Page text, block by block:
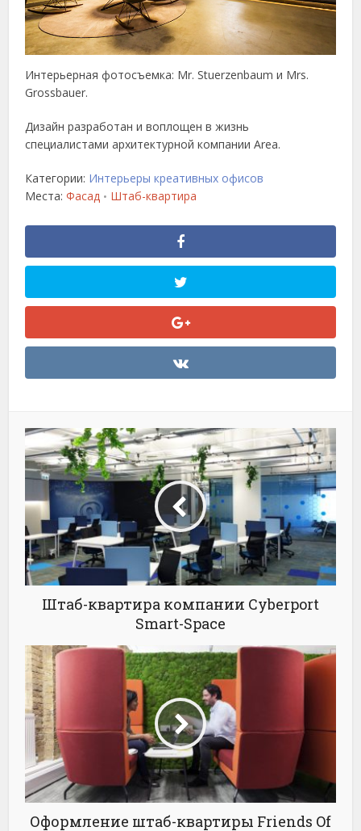
Интерьерная фотосъемка: Mr. Stuerzenbaum и Mrs.
Grossbauer.
Дизайн разработан и воплощен в жизнь
специалистами архитектурной компании Area.
Категории: Интерьеры креативных офисов
Места:Фасад • Штаб-квартира
Штаб-квартира компании Cyberport
Smart-Space
Оформление штаб-квартиры Friends Of